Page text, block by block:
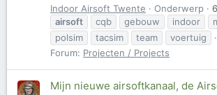
Indoor Airsoft Twente
Onderwerp
airsoft
cqb gebouw indoor
polsim
tacsim team voertuig
Forum: Projecten / Projects
Mijn nieuwe airsoftkanaal, de